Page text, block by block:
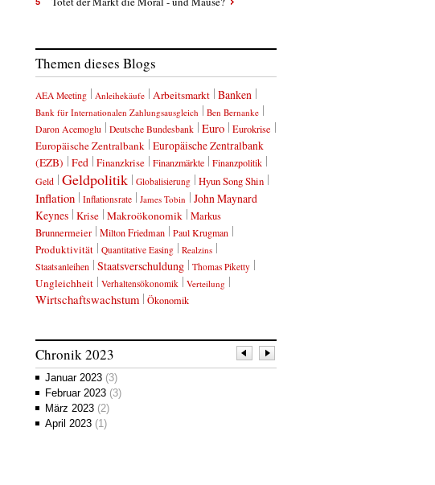
Themen dieses Blogs
AEA Meeting Anleihekäufe Arbeitsmarkt Banken
Bank für Internationalen Zahlungsausgleich
Ben Bernanke
Daron Acemoglu
Deutsche Bundesbank Euro Eurokrise
Europäische Zentralbank Europäische Zentralbank
(EZB)
Fed Finanzkrise Finanzmärkte
Finanzpolitik
Geld
Geldpolitik Globalisierung Hyun Song Shin
Inflation Inflationsrate James Tobin
John Maynard
Keynes Krise Makroökonomik Markus
Brunnermeier
Milton Friedman Paul Krugman
Produktivität Quantitative Easing Realzins
Staatsanleihen Staatsverschuldung Thomas Piketty
Ungleichheit Verhaltensökonomik Verteilung
Wirtschaftswachstum Ökonomik
Chronik2023
Januar 2023 (3)
Februar 2023 (3)
März 2023 (2)
April 2023 (1)